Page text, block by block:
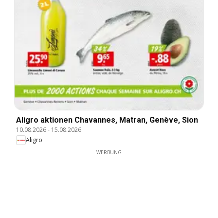
Aligro aktionen Chavannes, Matran, Genève, Sion
10.08.2026- 15.08.2026
Aligro
WERBUNG